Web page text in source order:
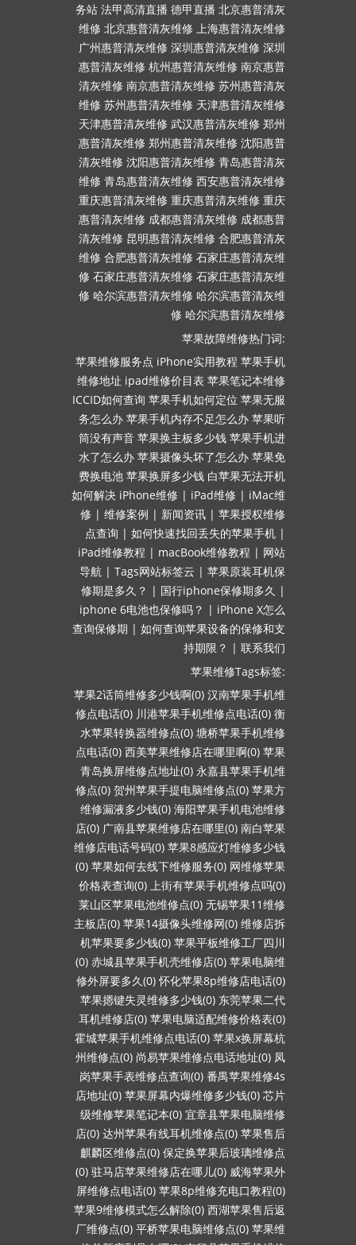
务站 法甲高清直播 德甲直播 北京惠普清灰
维修 北京惠普清灰维修 上海惠普清灰维修
广州惠普清灰维修 深圳惠普清灰维修 深圳
惠普清灰维修 杭州惠普清灰维修 南京惠普
清灰维修 南京惠普清灰维修 苏州惠普清灰
维修 苏州惠普清灰维修 天津惠普清灰维修
天津惠普清灰维修 武汉惠普清灰维修 郑州
惠普清灰维修 郑州惠普清灰维修 沈阳惠普
清灰维修 沈阳惠普清灰维修 青岛惠普清灰
维修 青岛惠普清灰维修 西安惠普清灰维修
重庆惠普清灰维修 重庆惠普清灰维修 重庆
惠普清灰维修 成都惠普清灰维修 成都惠普
清灰维修 昆明惠普清灰维修 合肥惠普清灰
维修 合肥惠普清灰维修 石家庄惠普清灰维
修 石家庄惠普清灰维修 石家庄惠普清灰维
修 哈尔滨惠普清灰维修 哈尔滨惠普清灰维
修 哈尔滨惠普清灰维修
苹果故障维修热门词:
苹果维修服务点 iPhone实用教程 苹果手机
维修地址 ipad维修价目表 苹果笔记本维修
ICCID如何查询 苹果手机如何定位 苹果无服
务怎么办 苹果手机内存不足怎么办 苹果听
筒没有声音 苹果换主板多少钱 苹果手机进
水了怎么办 苹果摄像头坏了怎么办 苹果免
费换电池 苹果换屏多少钱 白苹果无法开机
如何解决 iPhone维修 | iPad维修 | iMac维
修 | 维修案例 | 新闻资讯 | 苹果授权维修
点查询 | 如何快速找回丢失的苹果手机 |
iPad维修教程 | macBook维修教程 | 网站
导航 | Tags网站标签云 | 苹果原装耳机保
修期是多久？ | 国行iphone保修期多久 |
iphone 6电池也保修吗？ | iPhone X怎么
查询保修期 | 如何查询苹果设备的保修和支
持期限？ | 联系我们
苹果维修Tags标签:
苹果2话筒维修多少钱啊(0) 汉南苹果手机维
修点电话(0) 川港苹果手机维修点电话(0) 衡
水苹果转换器维修点(0) 塘桥苹果手机维修
点电话(0) 西美苹果维修店在哪里啊(0) 苹果
青岛换屏维修点地址(0) 永嘉县苹果手机维
修点(0) 贺州苹果手提电脑维修点(0) 苹果方
维修漏液多少钱(0) 海阳苹果手机电池维修
店(0) 广南县苹果维修店在哪里(0) 南白苹果
维修店电话号码(0) 苹果8感应灯维修多少钱
(0) 苹果如何去线下维修服务(0) 网维修苹果
价格表查询(0) 上街有苹果手机维修点吗(0)
莱山区苹果电池维修点(0) 无锡苹果11维修
主板店(0) 苹果14摄像头维修网(0) 维修店拆
机苹果要多少钱(0) 苹果平板维修工厂四川
(0) 赤城县苹果手机壳维修店(0) 苹果电脑维
修外屏要多久(0) 怀化苹果8p维修店电话(0)
苹果摁键失灵维修多少钱(0) 东莞苹果二代
耳机维修店(0) 苹果电脑适配维修价格表(0)
霍城苹果手机维修点电话(0) 苹果x换屏幕杭
州维修点(0) 尚易苹果维修点电话地址(0) 凤
岗苹果手表维修点查询(0) 番禺苹果维修4s
店地址(0) 苹果屏幕内爆维修多少钱(0) 芯片
级维修苹果笔记本(0) 宜章县苹果电脑维修
店(0) 达州苹果有线耳机维修点(0) 苹果售后
麒麟区维修点(0) 保定换苹果后玻璃维修点
(0) 驻马店苹果维修店在哪儿(0) 威海苹果外
屏维修点电话(0) 苹果8p维修充电口教程(0)
苹果9维修模式怎么解除(0) 西湖苹果售后返
厂维修点(0) 平桥苹果电脑维修点(0) 苹果维